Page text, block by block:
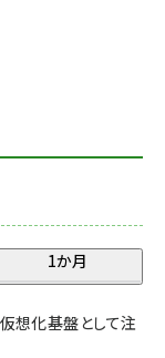
1か月
想化基盤として注